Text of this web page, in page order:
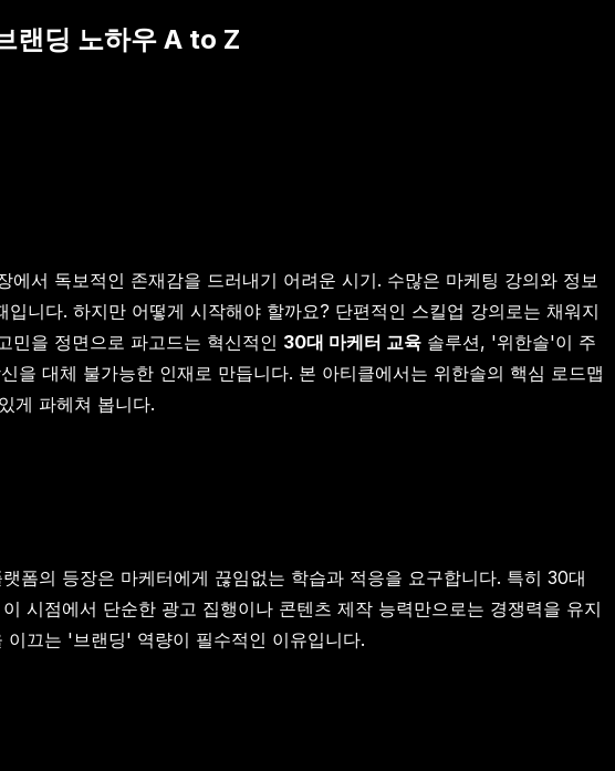
랜딩 노하우 A to Z
서 독보적인 존재감을 드러내기 어려운 시기. 수많은 마케팅 강의와 정보
니다. 하지만 어떻게 시작해야 할까요? 단편적인 스킬업 강의로는 채워지
을 정면으로 파고드는 혁신적인 30대 마케터 교육 솔루션, '위한솔'이 주
을 대체 불가능한 인재로 만듭니다. 본 아티클에서는 위한솔의 핵심 로드맵
게 파헤쳐 봅니다.
폼의 등장은 마케터에게 끊임없는 학습과 적응을 요구합니다. 특히 30대
시점에서 단순한 광고 집행이나 콘텐츠 제작 능력만으로는 경쟁력을 유지
끄는 '브랜딩' 역량이 필수적인 이유입니다.